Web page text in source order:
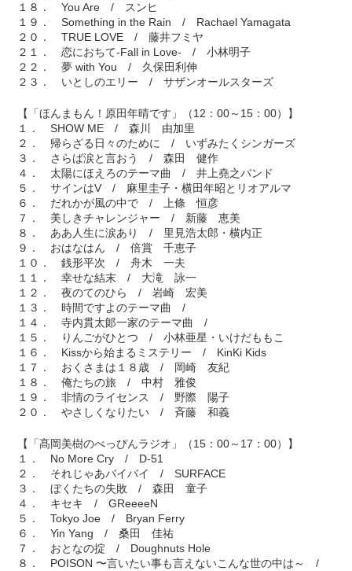
１８． You Are / スンヒ
１９． Something in the Rain / Rachael Yamagata
２０． TRUE LOVE / 藤井フミヤ
２１． 恋におちて-Fall in Love- / 小林明子
２２． 夢 with You / 久保田利伸
２３． いとしのエリー / サザンオールスターズ
【「ほんまもん！原田年晴です」（12：00～15：00）】
１． SHOW ME / 森川 由加里
２． 帰らざる日々のために / いずみたくシンガーズ
３． さらば涙と言おう / 森田 健作
４． 太陽にほえろのテーマ曲 / 井上堯之バンド
５． サインはV / 麻里圭子・横田年昭とリオアルマ
６． だれかが風の中で / 上條 恒彦
７． 美しきチャレンジャー / 新藤 恵美
８． ああ人生に涙あり / 里見浩太郎・横内正
９． おはなはん / 倍賞 千恵子
１０． 銭形平次 / 舟木 一夫
１１． 幸せな結末 / 大滝 詠一
１２． 夜のてのひら / 岩崎 宏美
１３． 時間ですよのテーマ曲 /
１４． 寺内貫太郞一家のテーマ曲 /
１５． りんごがひとつ / 小林亜星・いけだももこ
１６． Kissから始まるミステリー / KinKi Kids
１７． おくさまは１８歳 / 岡崎 友紀
１８． 俺たちの旅 / 中村 雅俊
１９． 非情のライセンス / 野際 陽子
２０． やさしくなりたい / 斉藤 和義
【「髙岡美樹のべっぴんラジオ」（15：00～17：00）】
１． No More Cry / D-51
２． それじゃあバイバイ / SURFACE
３． ぼくたちの失敗 / 森田 童子
４． キセキ / GReeeeN
５． Tokyo Joe / Bryan Ferry
６． Yin Yang / 桑田 佳祐
７． おとなの掟 / Doughnuts Hole
８． POISON 〜言いたい事も言えないこんな世の中は～ /